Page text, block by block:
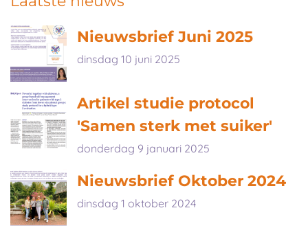
Nieuwsbrief Juni 2025
dinsdag 10 juni 2025
Artikel studie protocol
'Samen sterk met suiker'
donderdag 9 januari 2025
Nieuwsbrief Oktober 2024
dinsdag 1 oktober 2024